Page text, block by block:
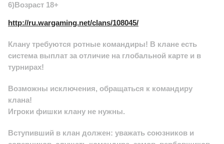
6)Возраст 18+
http://ru.wargaming.net/clans/108045/
Клану требуются ротные командиры! В клане есть
система выплат за отличие на глобальной карте и в
турнирах!
Возможны исключения, обращаться к командиру
клана!
Игроки фишки клану не нужны.
Вступивший в клан должен: уважать союзников и